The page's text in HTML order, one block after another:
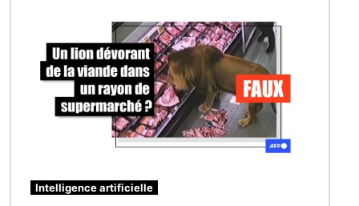
Intelligence artificielle